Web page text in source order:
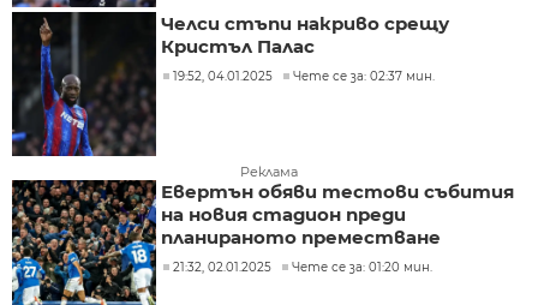
Челси стъпи накриво срещу
Кристъл Палас
19:52, 04.01.2025 Чете се за: 02:37 мин.
Реклама
Евертън обяви тестови събития
на новия стадион преди
планираното преместване
21:32, 02.01.2025 Чете се за: 01:20 мин.